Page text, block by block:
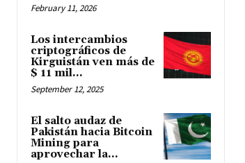
February 11, 2026
Los intercambios
criptográficos de
Kirguistán ven más de
$ 11 mil...
September 12, 2025
El salto audaz de
Pakistán hacia Bitcoin
Mining para
aprovechar la...